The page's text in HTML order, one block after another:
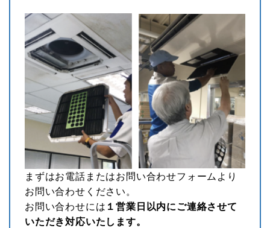
まずはお電話またはお問い合わせフォーム より
お問い合わせください。
お問い合わせには １営業日以内にご連絡させて
いただき対応いたします。